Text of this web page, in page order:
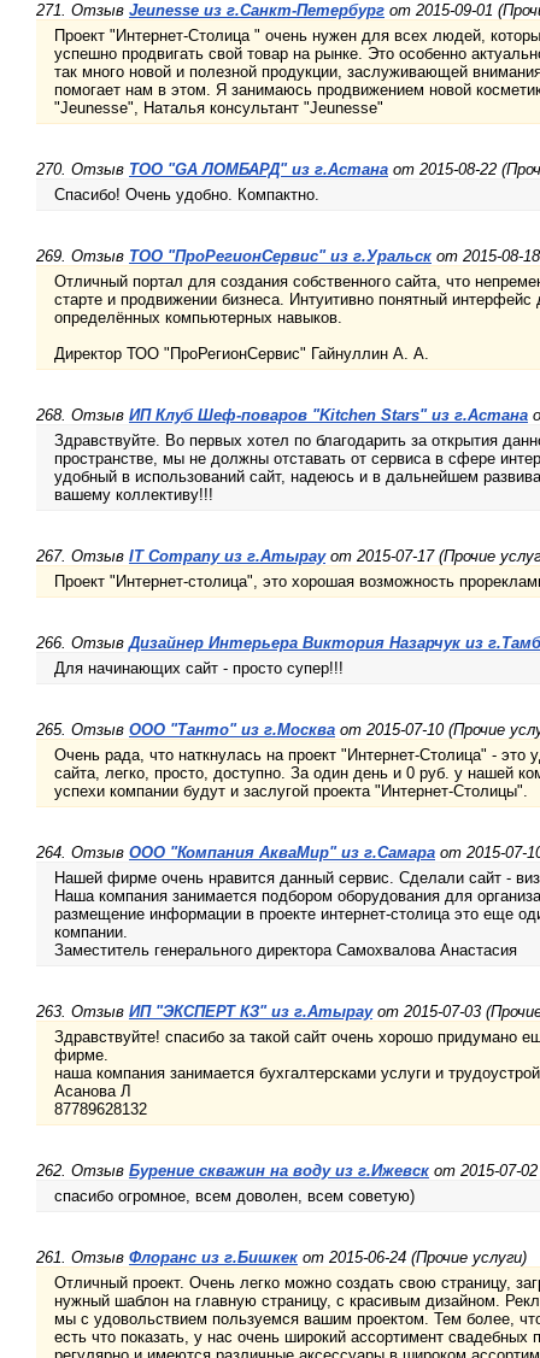
271. Отзыв Jeunesse из г.Санкт-Петербург от 2015-09-01
Проект "Интернет-Столица " очень нужен для всех людей,
успешно продвигать свой товар на рынке. Это особенно
так много новой и полезной продукции, заслуживающей
помогает нам в этом. Я занимаюсь продвижением новой
"Jeunesse", Наталья консультант "Jeunesse"
270. Отзыв ТОО "GA ЛОМБАРД" из г.Астана от 2015-08-22
Спасибо! Очень удобно. Компактно.
269. Отзыв ТОО "ПроРегионСервис" из г.Уральск от 2015-08-
Отличный портал для создания собственного сайта, что
старте и продвижении бизнеса. Интуитивно понятный
определённых компьютерных навыков.
Директор ТОО "ПроРегионСервис" Гайнуллин А. А.
268. Отзыв ИП Клуб Шеф-поваров "Kitchen Stars" из г.Астана
Здравствуйте. Во первых хотел по благодарить за открытия
пространстве, мы не должны отставать от сервиса в сфере
удобный в использований сайт, надеюсь и в дальнейшем
вашему коллективу!!!
267. Отзыв IT Company из г.Атырауот 2015-07-17 (Прочие
Проект "Интернет-столица", это хорошая возможность
266. ОтзывДизайнер Интерьера Виктория Назарчук из
Для начинающих сайт - просто супер!!!
265. Отзыв ООО "Танто" из г.Москва от 2015-07-10 (Прочие
Очень рада, что наткнулась на проект "Интернет-Столица" -
сайта, легко, просто, доступно. За один день и 0 руб. у нашей
успехи компании будут и заслугой проекта "Интернет-Столицы".
264. Отзыв ООО "Компания АкваМир" из г.Самара от 2015-07-
Нашей фирме очень нравится данный сервис. Сделали сайт -
Наша компания занимается подбором оборудования для
размещение информации в проекте интернет-столица это еще
компании.
Заместитель генерального директора Самохвалова Анастасия
263. Отзыв ИП "ЭКСПЕРТ КЗ" из г.Атырауот 2015-07-03
Здравствуйте! спасибо за такой сайт очень хорошо придумано
фирме.
наша компания занимается бухгалтерсками услуги и
Асанова Л
87789628132
262. Отзыв Бурение скважин на воду из г.Ижевск от 2015-07-
спасибо огромное, всем доволен, всем советую)
261. Отзыв Флоранс из г.Бишкек от 2015-06-24 (Прочие услуги)
Отличный проект. Очень легко можно создать свою страницу,
нужный шаблон на главную страницу, с красивым дизайном.
мы с удовольствием пользуемся вашим проектом. Тем более,
есть что показать, у нас очень широкий ассортимент свадебных